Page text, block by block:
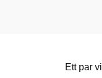
Ett par